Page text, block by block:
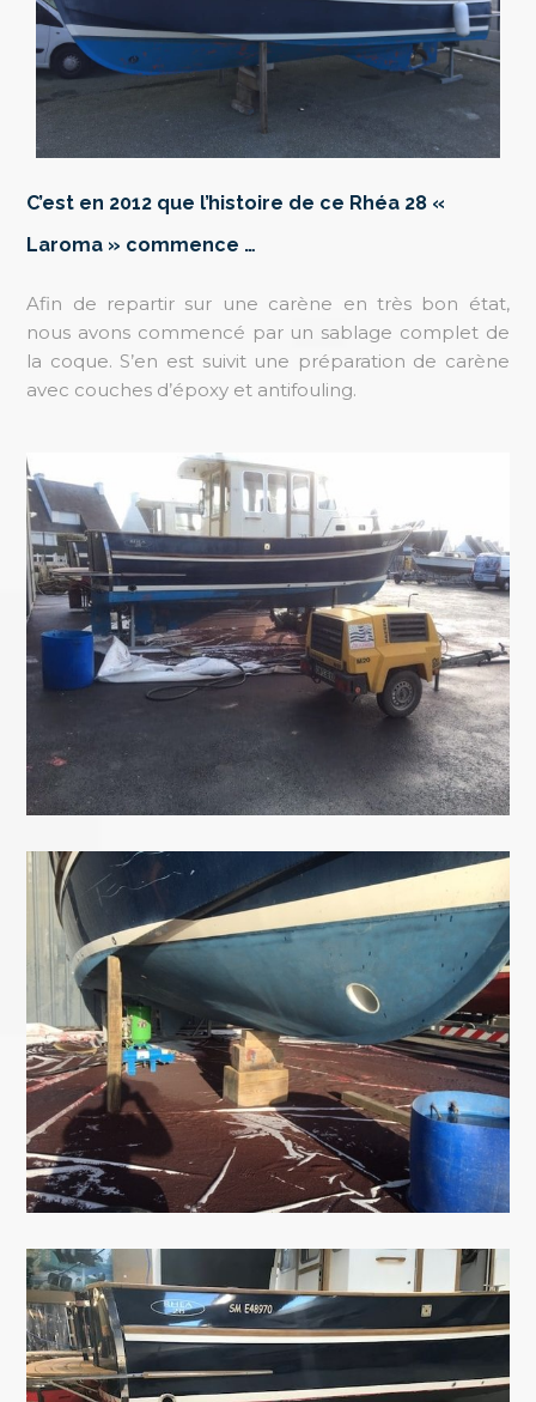
C’est en 2012 que l’histoire de ce Rhéa 28 «
Laroma » commence …
Afin de repartir sur une carène en très bon état,
nous avons commencé par un sablage complet de
la coque. S’en est suivit une préparation de carène
avec couches d’époxy et antifouling.